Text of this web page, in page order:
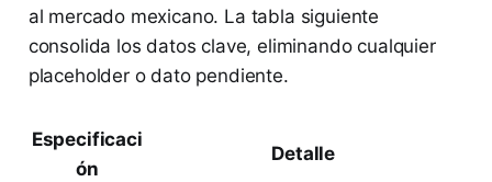
al mercado mexicano. La tabla siguiente
consolida los datos clave, eliminando cualquier
placeholder o dato pendiente.
Especificaci
ón
Detalle